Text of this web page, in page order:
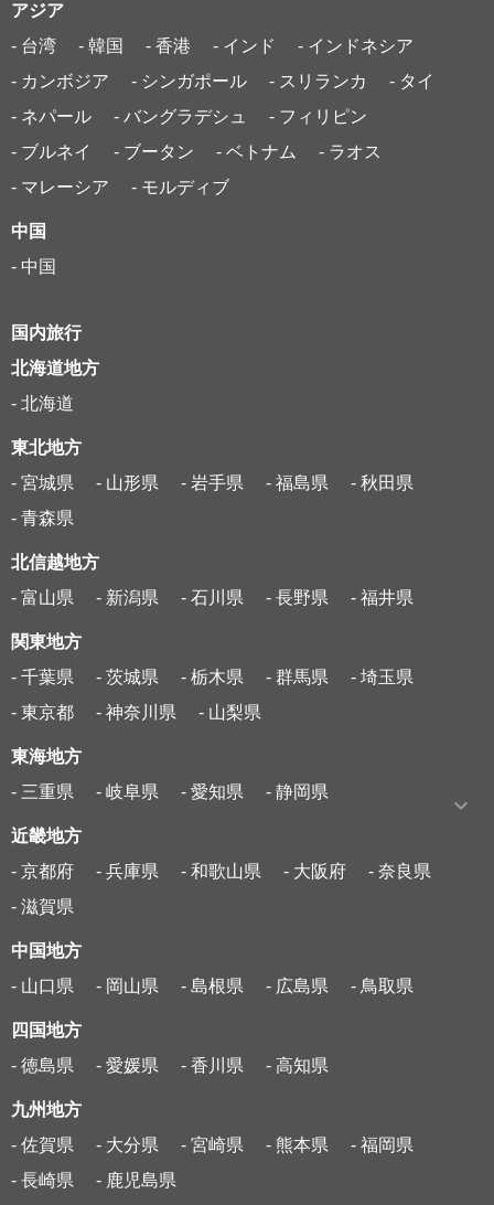
アジア
- 台湾
- 韓国 - 香港 - インド
- インドネシア
- カンボジア
- シンガポール - スリランカ
- タイ
- ネパール
- バングラデシュ
- フィリピン
- ブルネイ
- ブータン - ベトナム
- ラオス
- マレーシア
- モルディブ
中国
- 中国
国内旅行
北海道地方
- 北海道
東北地方
- 宮城県
- 山形県 - 岩手県 - 福島県
- 秋田県
- 青森県
北信越地方
- 富山県
- 新潟県 - 石川県 - 長野県 - 福井県
関東地方
- 千葉県
- 茨城県 - 栃木県 - 群馬県
- 埼玉県
- 東京都
- 神奈川県 - 山梨県
東海地方
- 三重県
- 岐阜県 - 愛知県 - 静岡県
近畿地方
- 京都府
- 兵庫県 - 和歌山県 - 大阪府
- 奈良県
- 滋賀県
中国地方
- 山口県
- 岡山県 - 島根県 - 広島県 - 鳥取県
四国地方
- 徳島県
- 愛媛県 - 香川県 - 高知県
九州地方
- 佐賀県
- 大分県 - 宮崎県 - 熊本県
- 福岡県
- 長崎県
- 鹿児島県